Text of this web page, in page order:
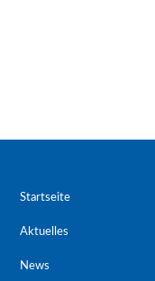
Startseite
Aktuelles
News